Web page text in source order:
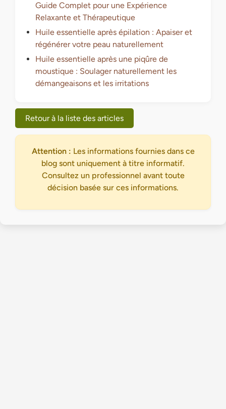
Guide Complet pour une Expérience
Relaxante et Thérapeutique
Huile essentielle après épilation : Apaiser et
régénérer votre peau naturellement
Huile essentielle après une piqûre de
moustique : Soulager naturellement les
démangeaisons et les irritations
Retour à la liste des articles
Attention : Les informations fournies dans ce
blog sont uniquement à titre informatif.
Consultez un professionnel avant toute
décision basée sur ces informations.